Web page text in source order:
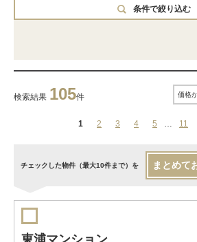
条件で絞り込む
検索結果 105件
1 2 3 4 5 … 11
チェックした物件（最大10件まで）を まとめて
東浦マンション